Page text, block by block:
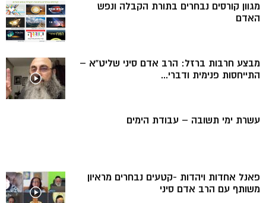
מגוון קורסים נבחרים בתורת הקבלה ונפש
האדם
מבצע חרבות ברזל: הרב אדם סיני שליט”א –
התייחסות פנימית ודברי...
עשרת ימי תשובה – עבודת הימים
פאנל אחדות ויהדות -קטעים נבחרים מראיון
משותף עם הרב אדם סיני